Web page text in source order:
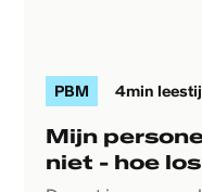
PBM 4min
Mijn
niet - hoe